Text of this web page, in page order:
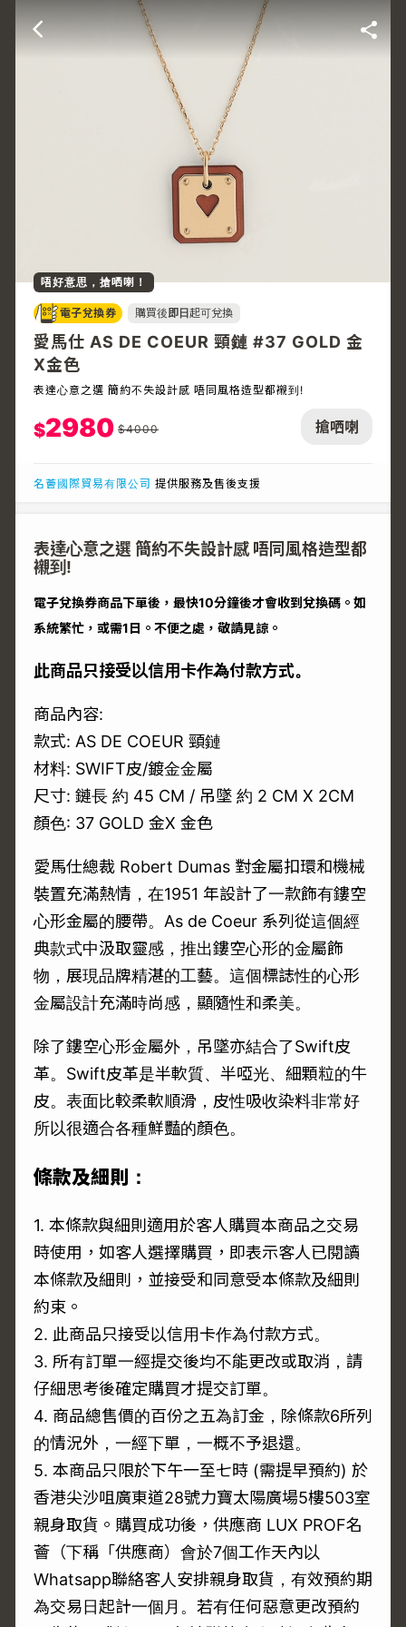
搶哂喇
唔好意思，搶哂喇！
電子兌換券 購買後即日起可兌換
愛馬仕 AS DE COEUR 頸鏈 #37 GOLD 金
X金色
表達心意之選 簡約不失設計感 唔同風格造型都襯到!
$2980 $4000
名薈國際貿易有限公司 提供服務及售後支援
表達心意之選 簡約不失設計感 唔同風格造型都
襯到!
電子兌換券商品下單後，最快10分鐘後才會收到兌換碼。如
系統繁忙，或需1日。不便之處，敬請見諒。
此商品只接受以信用卡作為付款方式。
商品內容:
款式: AS DE COEUR 頸鏈
材料: SWIFT皮/鍍金金屬
尺寸: 鏈長 約 45 CM / 吊墜 約 2 CM X 2CM
顏色: 37 GOLD 金X 金色
愛馬仕總裁 Robert Dumas 對金屬扣環和機械
裝置充滿熱情，在1951 年設計了一款飾有鏤空
心形金屬的腰帶。As de Coeur 系列從這個經
典款式中汲取靈感，推出鏤空心形的金屬飾
物，展現品牌精湛的工藝。這個標誌性的心形
金屬設計充滿時尚感，顯隨性和柔美。
除了鏤空心形金屬外，吊墜亦結合了Swift皮
革。Swift皮革是半軟質、半啞光、細顆粒的牛
皮。表面比較柔軟順滑，皮性吸收染料非常好
所以很適合各種鮮豔的顏色。
條款及細則：
1. 本條款與細則適用於客人購買本商品之交易
時使用，如客人選擇購買，即表示客人已閱讀
本條款及細則，並接受和同意受本條款及細則
約束。
2. 此商品只接受以信用卡作為付款方式。
3. 所有訂單一經提交後均不能更改或取消，請
仔細思考後確定購買才提交訂單。
4. 商品總售價的百份之五為訂金，除條款6所列
的情況外，一經下單，一概不予退還。
5. 本商品只限於下午一至七時 (需提早預約) 於
香港尖沙咀廣東道28號力寶太陽廣場5樓503室
親身取貨。購買成功後，供應商 LUX PROF名
薈（下稱「供應商）會於7個工作天內以
Whatsapp聯絡客人安排親身取貨，有效預約期
為交易日起計一個月。若有任何惡意更改預約